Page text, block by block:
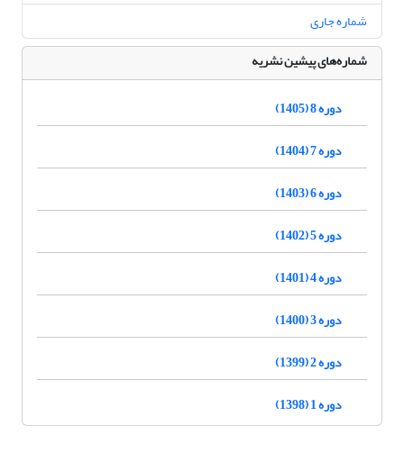
شماره جاری
شماره‌های پیشین نشریه
دوره 8 (1405)
دوره 7 (1404)
دوره 6 (1403)
دوره 5 (1402)
دوره 4 (1401)
دوره 3 (1400)
دوره 2 (1399)
دوره 1 (1398)